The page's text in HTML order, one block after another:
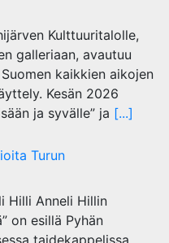
Kulttuuritalolle,
galleriaan, avautuu
kaikkien aikojen
Kesän 2026
ja syvälle” ja [...]
Turun
Hilli Anneli Hillin
on esillä Pyhän